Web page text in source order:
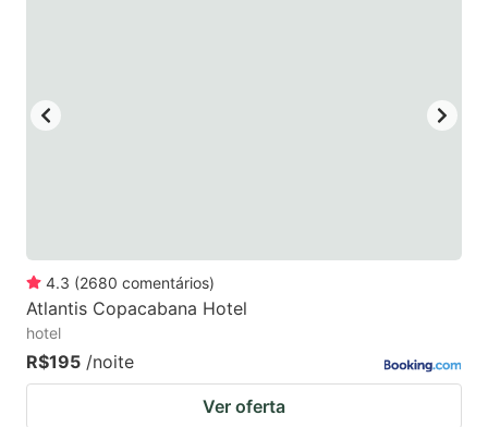
4.3 (2680 comentários)
Atlantis Copacabana Hotel
hotel
R$195 /noite
Ver oferta